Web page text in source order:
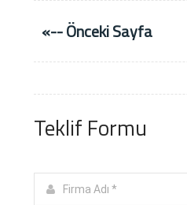
«-- Önceki Sayfa
Teklif Formu